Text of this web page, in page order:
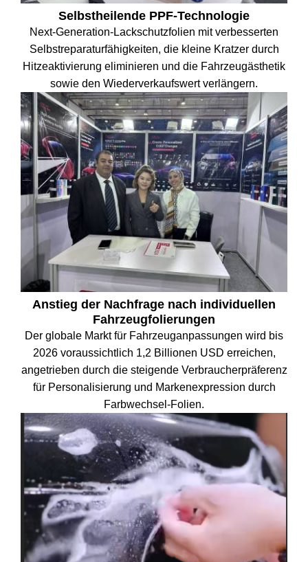
Selbstheilende PPF-Technologie
Next-Generation-Lackschutzfolien mit verbesserten
Selbstreparaturfähigkeiten, die kleine Kratzer durch
Hitzeaktivierung eliminieren und die Fahrzeugästhetik
sowie den Wiederverkaufswert verlängern.
Anstieg der Nachfrage nach individuellen
Fahrzeugfolierungen
Der globale Markt für Fahrzeuganpassungen wird bis
2026 voraussichtlich 1,2 Billionen USD erreichen,
angetrieben durch die steigende Verbraucherpräferenz
für Personalisierung und Markenexpression durch
Farbwechsel-Folien.